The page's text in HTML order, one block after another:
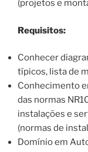
(projetos e
Requisitos:
Conhecer
típicos, lista de
Conhecimento
das normas
instalações e
(normas de
Domínio em